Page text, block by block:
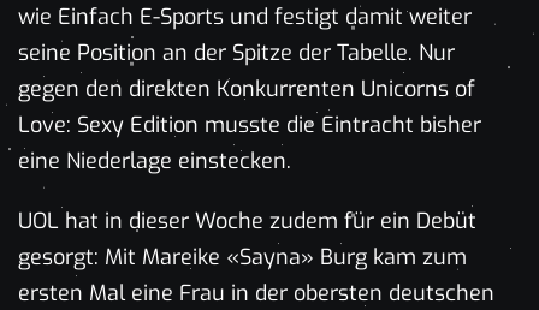
wie Einfach E-Sports und festigt damit weiter
seine Position an der Spitze der Tabelle. Nur
gegen den direkten Konkurrenten Unicorns of
Love: Sexy Edition musste die Eintracht bisher
eine Niederlage einstecken.
UOL hat in dieser Woche zudem für ein Debüt
gesorgt: Mit Mareike «Sayna» Burg kam zum
ersten Mal eine Frau in der obersten deutschen